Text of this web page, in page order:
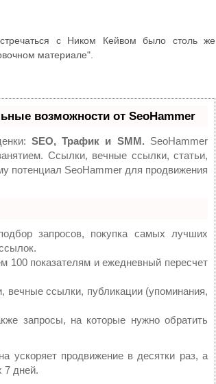
с Ником Кейвом было столь же
материале".
возможности от SeoHammer
SEO, Трафик и SMM. SeoHammer
Ссылки, вечные ссылки, статьи,
потенциал SeoHammer для продвижения
запросов, покупка самых лучших
100 показателям и ежедневный пересчет
ссылки, публикации (упоминания,
запросы, на которые нужно обратить
ускоряет продвижение в десятки раз, а
7 дней.